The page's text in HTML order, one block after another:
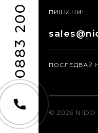
0883 200 300 ПИШИ НИ:
ПОСЛЕДВАЙ
© 2026 NIDO